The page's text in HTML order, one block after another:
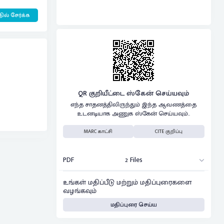
சேர்க்க
QR குறியீட்டை ஸ்கேன் செய்யவும்
எந்த சாதனத்திலிருந்தும் இந்த ஆவணத்தை
உடனடியாக அணுக ஸ்கேன் செய்யவும்..
MARC காட்சி CITE குறிப்பு
PDF 2 Files
உங்கள் மதிப்பீடு மற்றும் மதிப்புரைகளை
வழங்கவும்
மதிப்புரை செய்ய